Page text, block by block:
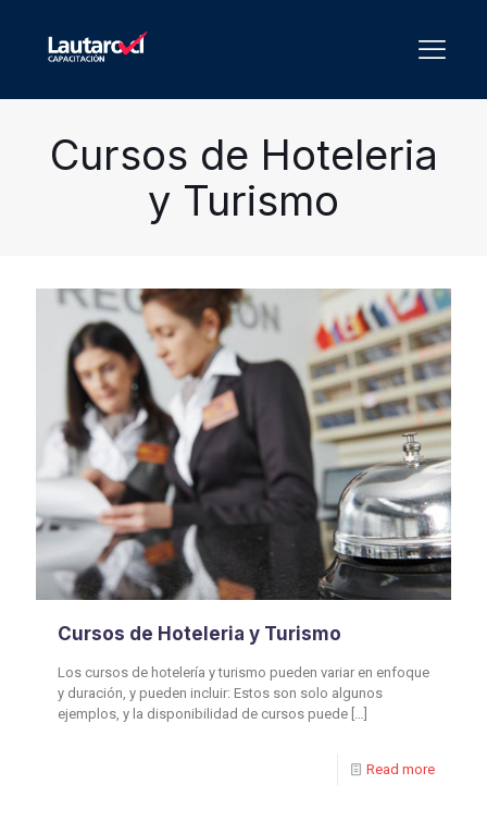
Cursos de Hoteleria
y Turismo
Cursos de Hoteleria y Turismo
Los cursos de hotelería y turismo pueden variar en enfoque
y duración, y pueden incluir: Estos son solo algunos
ejemplos, y la disponibilidad de cursos puede […]
Read more